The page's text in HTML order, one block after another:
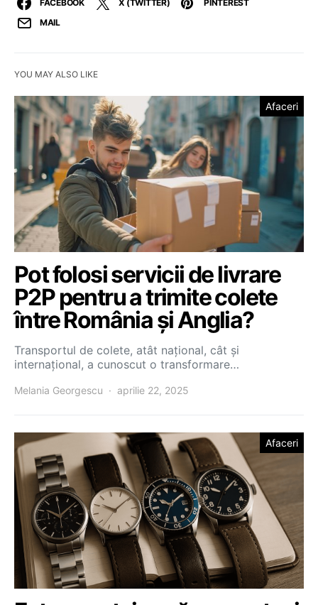
FACEBOOK X (TWITTER)
PINTEREST
MAIL
YOU MAY ALSO LIKE
Afaceri
Pot folosi servicii de livrare
P2P pentru a trimite colete
între România și Anglia?
Transportul de colete, atât național, cât și
internațional, a cunoscut o transformare…
Melania Georgescu aprilie 22, 2025
Afaceri